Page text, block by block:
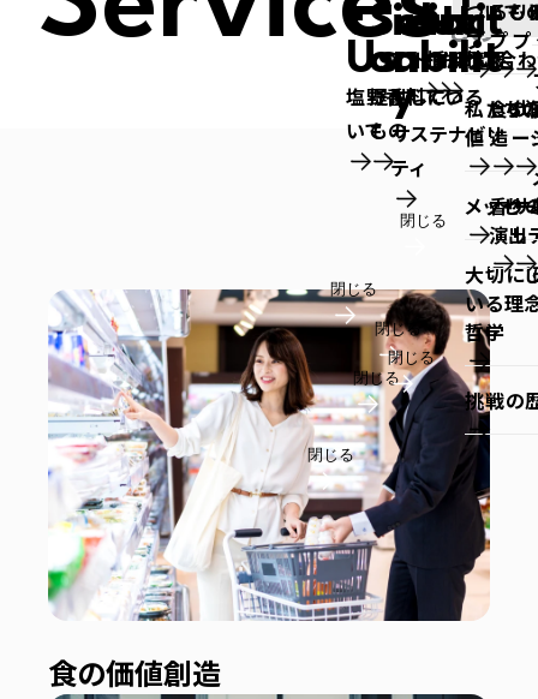
t
Us
塩野香料につ
いて
ついて
プ
私たち
値
メッセ
大切に
いる理
哲学
挑戦の
閉じる
Soluti
on
提供している
もの
るも
プ
食の
造
香り
演出
閉じる
in-
abilit
y
サステナビリ
ティ
リ
プ
代
ー
サ
リ
閉じる
s
トピックス
閉じる
it
採用情報
閉じる
act
お問い合
閉じる
もの
食の価値創造